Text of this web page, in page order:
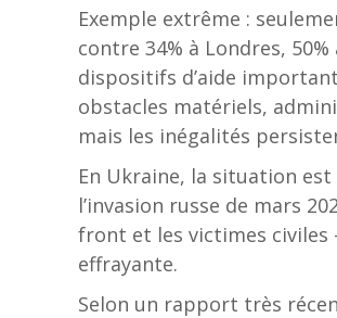
Exemple extrême :
contre 34% à Londres,
dispositifs d’aide
obstacles matériels,
mais les inégalités
En Ukraine, la situation
l’invasion russe de mars
front et les victimes civiles
effrayante.
Selon un rapport très